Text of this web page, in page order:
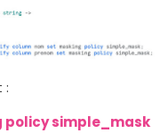
:
policy simple_mask